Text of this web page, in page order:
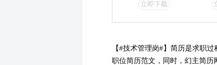
立即下载
【#技术管理岗#】简历是求职
职位简历范文，同时，幻主简